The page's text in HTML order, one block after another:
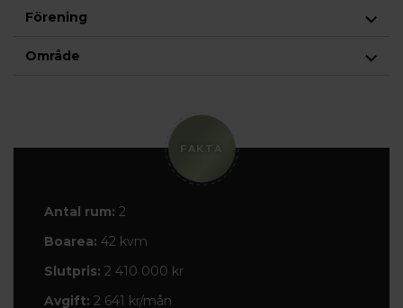
Förening
Område
FAKTA
Antal rum: 2
Boarea: 42 kvm
Slutpris: 2 410 000 kr
Avgift: 2 641 kr/mån